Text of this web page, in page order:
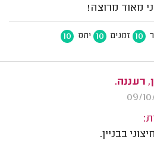
מאוד מרוצה!
10 זמנים 10 יחס 10
רעננה.
בבניין.